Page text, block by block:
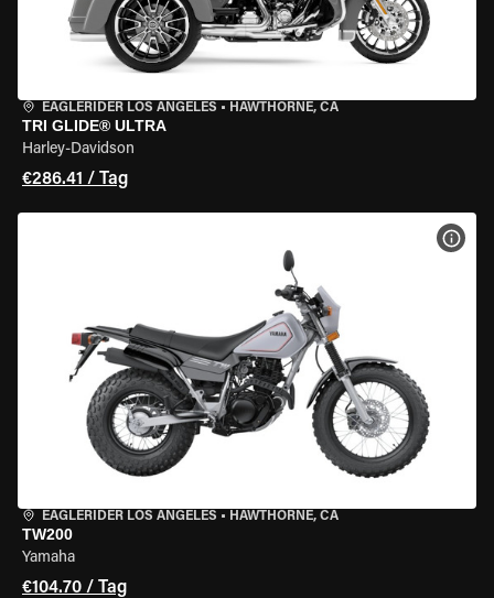
EAGLERIDER LOS ANGELES • HAWTHORNE, CA
TRI GLIDE® ULTRA
Harley-Davidson
€286.41 / Tag
EAGLERIDER LOS ANGELES • HAWTHORNE, CA
TW200
Yamaha
€104.70 / Tag